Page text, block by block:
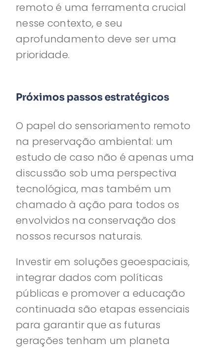
remoto é uma ferramenta crucial
nesse contexto, e seu
aprofundamento deve ser uma
prioridade.
Próximos passos estratégicos
O papel do sensoriamento remoto
na preservação ambiental: um
estudo de caso não é apenas uma
discussão sob uma perspectiva
tecnológica, mas também um
chamado à ação para todos os
envolvidos na conservação dos
nossos recursos naturais.
Investir em soluções geoespaciais,
integrar dados com políticas
públicas e promover a educação
continuada são etapas essenciais
para garantir que as futuras
gerações tenham um planeta